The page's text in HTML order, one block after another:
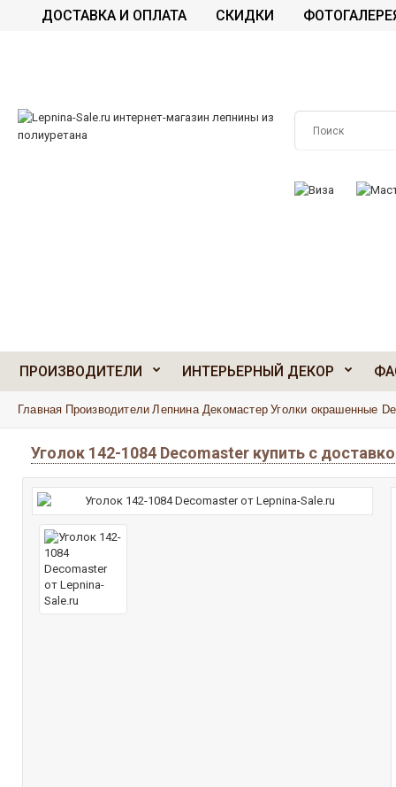
ДОСТАВКА И ОПЛАТА СКИДКИ
ПРОИЗВОДИТЕЛИ ИНТЕРЬЕРНЫЙ ДЕКОР
Главная Производители Лепнина Декомастер Уголки окрашенные
Уголок 142-1084 Decomaster купить с